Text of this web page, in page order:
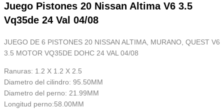
Juego Pistones 20 Nissan Altima V6 3.5
Vq35de 24 Val 04/08
JUEGO DE 6 PISTONES 20 NISSAN ALTIMA, MURANO, QUEST V6
3.5 MOTOR VQ35DE DOHC 24 VAL 04/08
Ranuras: 1.2 X 1.2 X 2.5
Diametro del cilindro: 95.50MM
Diametro del perno: 21.99MM
Longitud perno:58.00MM